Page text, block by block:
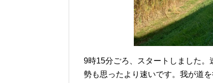
9時15分ごろ、スタートしました。
勢も思ったより速いです。我が道